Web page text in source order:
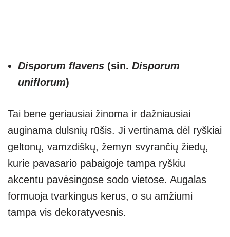
Disporum flavens (sin. Disporum
uniflorum)
Tai bene geriausiai žinoma ir dažniausiai
auginama dulsnių rūšis. Ji vertinama dėl ryškiai
geltonų, vamzdiškų, žemyn svyrančių žiedų,
kurie pavasario pabaigoje tampa ryškiu
akcentu pavėsingose sodo vietose. Augalas
formuoja tvarkingus kerus, o su amžiumi
tampa vis dekoratyvesnis.